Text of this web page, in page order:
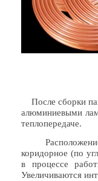
После сборки
алюминиевыми
теплопередаче.
Расположение
коридорное (по
в процессе
Увеличиваются